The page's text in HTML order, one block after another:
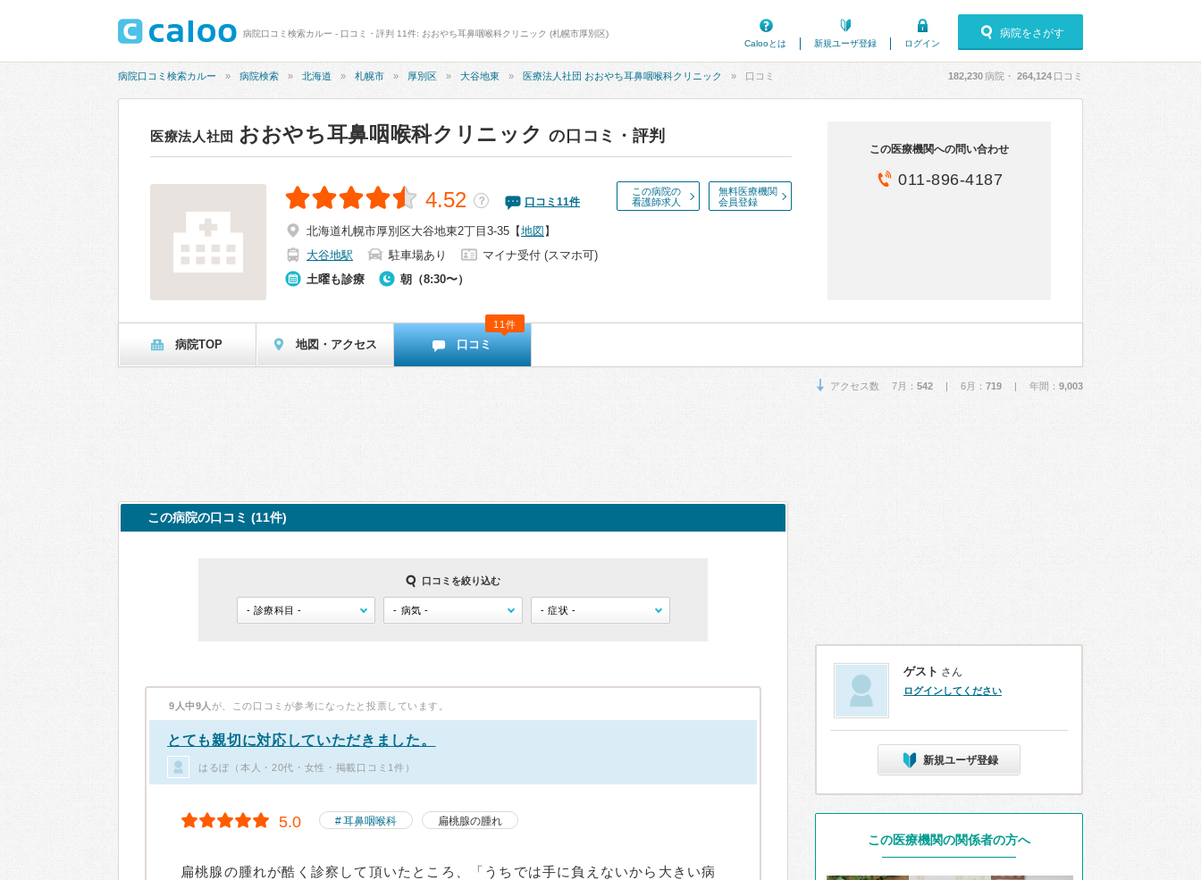
病院口コミ検索カルー - 口コミ・評判 11件: おおやち耳鼻咽喉科クリニック (札幌市厚別区)
Calooとは
新規ユーザ登録 ログイン
病院をさがす
病院口コミ検索カルー 病院検索 北海道 札幌市 厚別区 大谷地東 医療法人社団 おおやち耳鼻咽喉科クリニック 口コミ 182,230病院・ 264,124 口コミ
医療法人社団 おおやち耳鼻咽喉科クリニック の口コミ・評判
この病院の
看護師求人
無料医療機関
会員登録
4.52 ？ 口コミ 11件
北海道札幌市厚別区大谷地東2丁目3-35 【地図 】
大谷地駅
駐車場あり
マイナ受付 (スマホ可)
土曜も診療
朝（8:30〜）
この医療機関への問い合わせ
011-896-4187
病院TOP 地図・アクセス 口コミ
11件
アクセス数 7月： 542 | 6月： 719 | 年間： 9,003
この病院の口コミ (11件)
口コミを絞り込む
9人中9人 が、この口コミが参考になったと投票しています。
とても親切に対応していただきました。
はるぼ（本人・20代・女性・掲載口コミ1件）
5.0 耳鼻咽喉科 扁桃腺の腫れ
扁桃腺の腫れが酷く診察して頂いたところ、「うちでは手に負えないから大きい病
ゲスト さん
ログインしてください
新規ユーザ登録
この医療機関の関係者の方へ